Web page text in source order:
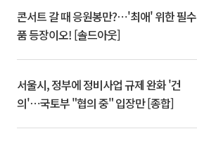
콘서트 갈 때 응원봉만?⋯'최애' 위한 필수
품 등장이오! [솔드아웃]
서울시, 정부에 정비사업 규제 완화 '건
의'⋯국토부 "협의 중" 입장만 [종합]